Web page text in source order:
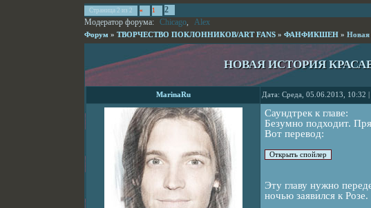
Страница 2 из 2 « 1
2
Модератор форума: Chicago, Alex
Форум » ТВОРЧЕСТВО ПОКЛОННИКОВ/ART FANS » ФАНФИКШЕН » Новая
НОВАЯ ИСТОРИЯ
MarinaRu Дата: Среда, 05.06.2013, 10:32
Саундтрек к главе:
Безумно подходит.
Вот перевод:
Эту главу нужно
ночью заявился к Розе.